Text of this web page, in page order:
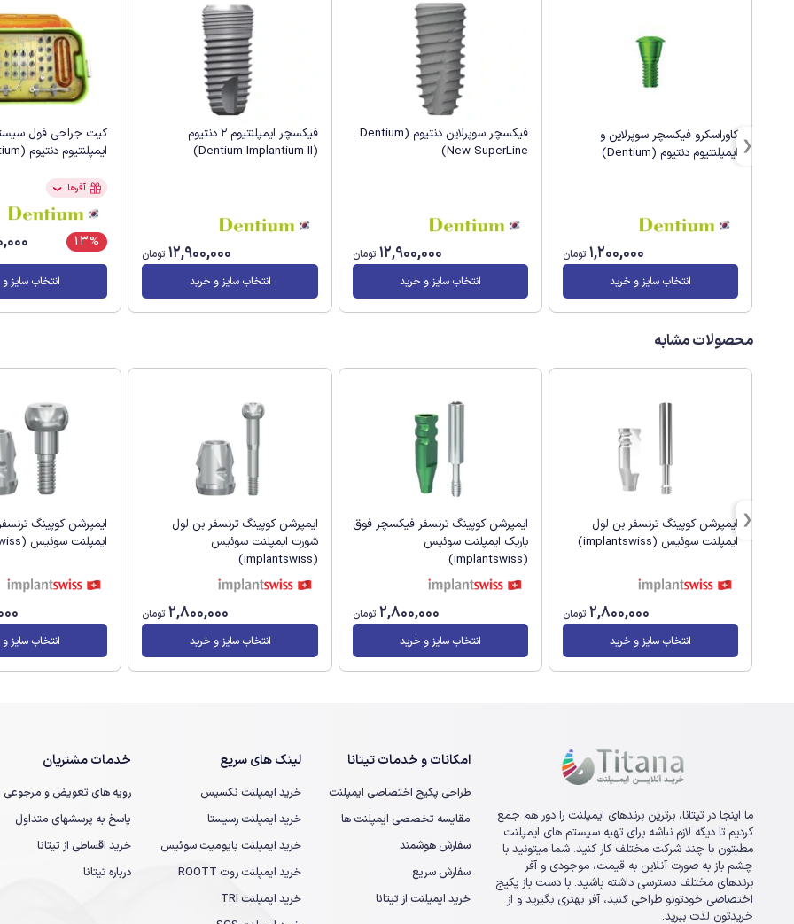
کاوراسکرو فیکسچر سوپرلاین و
ایمپلنتیوم دنتیوم (Dentium)
1,200,000 تومان
انتخاب سایز و خرید
فیکسچر سوپرلاین دنتیوم (Dentium
New SuperLine)
12,900,000 تومان
انتخاب سایز و خرید
فیکسچر ایمپلنتیوم 2 دنتیوم
(Dentium Implantium II)
12,900,000 تومان
انتخاب سایز و خرید
کیت جراحی فول
ایمپلنتیوم دنتیوم (Dentium)
آفرها ❯
13%
انتخاب سایز
محصولات مشابه
ایمپرشن کوپینگ ترنسفر بن لول
ایمپلنت سوئیس (implantswiss)
2,800,000 تومان
انتخاب سایز و خرید
ایمپرشن کوپینگ ترنسفر فیکسچر فوق
باریک ایمپلنت سوئیس
(implantswiss)
2,800,000 تومان
انتخاب سایز و خرید
ایمپرشن کوپینگ ترنسفر بن لول
شورت ایمپلنت سوئیس
(implantswiss)
2,800,000 تومان
انتخاب سایز و خرید
ایمپرشن کوپینگ
ایمپلنت سوئیس (implantswiss)
انتخاب سایز
ما اینجا در تیتانا، برترین برندهای ایمپلنت را دور هم جمع
کردیم تا دیگه لازم نباشه برای تهیه سیستم های ایمپلنت
مطبتون با چند شرکت مختلف کار کنید. شما میتونید با
چشم باز به صورت آنلاین به قیمت، موجودی و آفر
برندهای مختلف دسترسی داشته باشید. با دست باز پکیج
اختصاصی خودتونو طراحی کنید، آفر بهتری بگیرید و از
خریدتون لذت ببرید.
امکانات و خدمات تیتانا
طراحی پکیج اختصاصی ایمپلنت
مقایسه تخصصی ایمپلنت ها
سفارش هوشمند
سفارش سریع
خرید ایمپلنت از تیتانا
لینک های سریع
خرید ایمپلنت نکسیس
خرید ایمپلنت رسیستا
خرید ایمپلنت بایومیت سوئیس
خرید ایمپلنت روت ROOTT
خرید ایمپلنت TRI
خدمات مشتریان
رویه های تعویض و مرجوعی
پاسخ به پرسشهای متداول
خرید اقساطی از تیتانا
درباره تیتانا